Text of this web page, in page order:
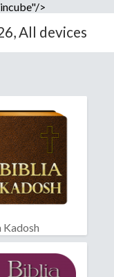
>
All devices
Kadosh